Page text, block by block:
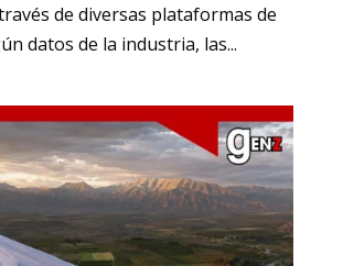
de diversas plataformas de
datos de la industria, las...